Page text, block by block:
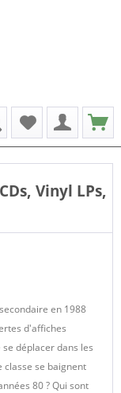
Vinyl LPs,
en 1988
d'affiches
déplacer dans les
classe se baignent
80 ? Qui sont